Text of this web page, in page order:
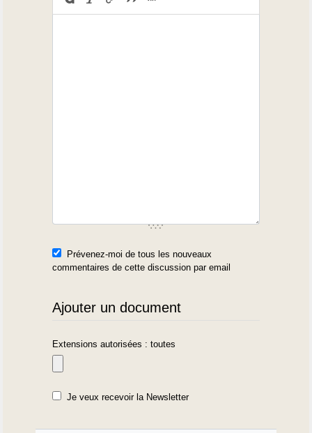
Prévenez-moi de tous les nouveaux
commentaires de cette discussion par email
Ajouter un document
Extensions autorisées : toutes
Je veux recevoir la Newsletter